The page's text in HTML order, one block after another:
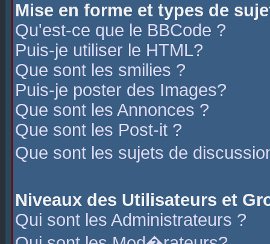
Mise en forme et types de
Qu'est-ce que le BBCode ?
Puis-je utiliser le HTML?
Que sont les smilies ?
Puis-je poster des Images?
Que sont les Annonces ?
Que sont les Post-it ?
Que sont les sujets de
Niveaux des Utilisateurs et
Qui sont les Administrateurs ?